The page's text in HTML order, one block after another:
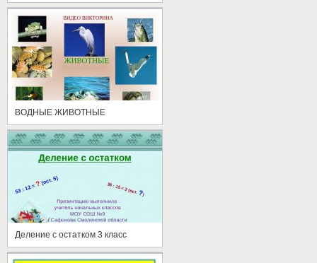
ВОДНЫЕ ЖИВОТНЫЕ
Деление с остатком 3 класс